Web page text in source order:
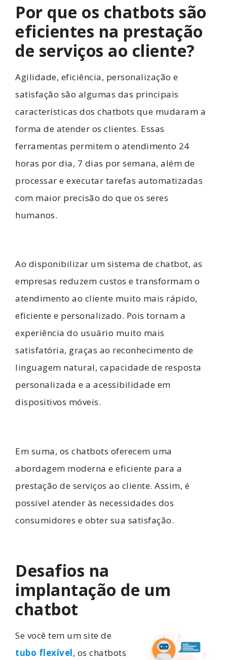
Por que os chatbots são
eficientes na prestação
de serviços ao cliente?
Agilidade, eficiência, personalização e
satisfação são algumas das principais
características dos chatbots que mudaram a
forma de atender os clientes. Essas
ferramentas permitem o atendimento 24
horas por dia, 7 dias por semana, além de
processar e executar tarefas automatizadas
com maior precisão do que os seres
humanos.
Ao disponibilizar um sistema de chatbot, as
empresas reduzem custos e transformam o
atendimento ao cliente muito mais rápido,
eficiente e personalizado. Pois tornam a
experiência do usuário muito mais
satisfatória, graças ao reconhecimento de
linguagem natural, capacidade de resposta
personalizada e a acessibilidade em
dispositivos móveis.
Em suma, os chatbots oferecem uma
abordagem moderna e eficiente para a
prestação de serviços ao cliente. Assim, é
possível atender às necessidades dos
consumidores e obter sua satisfação.
Desafios na
implantação de um
chatbot
Se você tem um site de
tubo flexível, os chatbots